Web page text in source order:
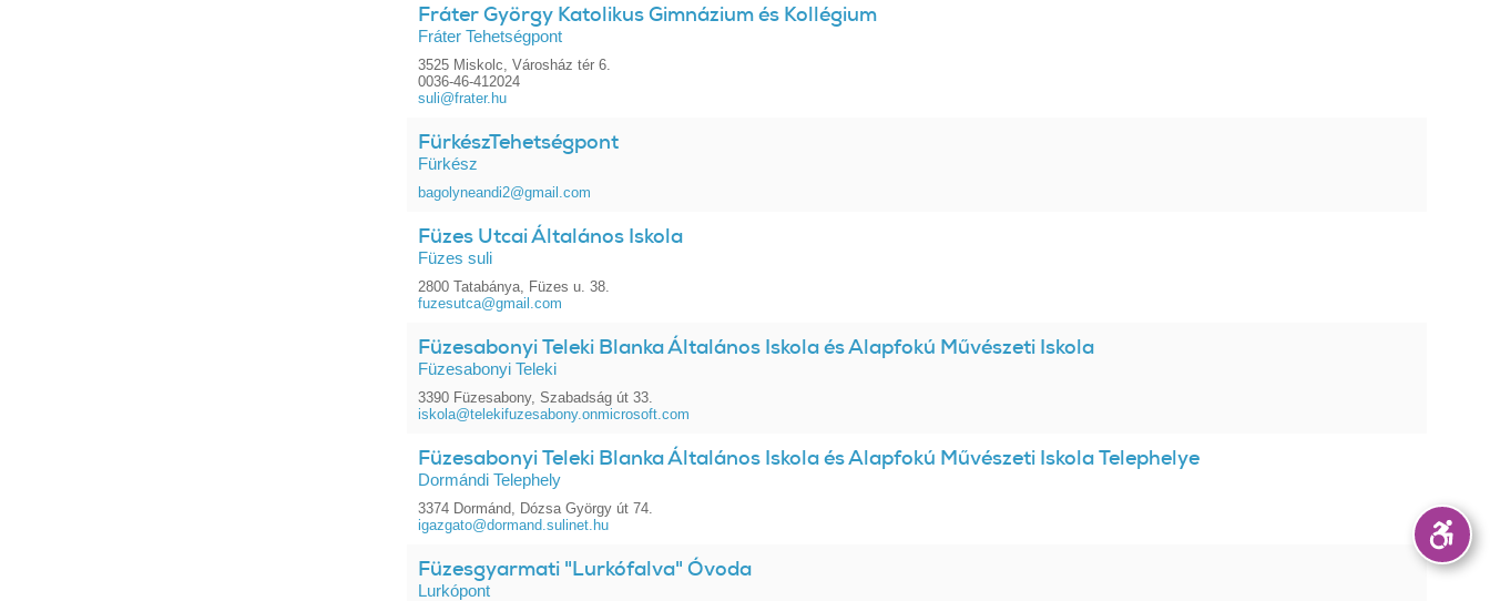
Fráter György Katolikus Gimnázium és Kollégium
Fráter Tehetségpont
3525 Miskolc, Városház tér 6.
0036-46-412024
suli@frater.hu
FürkészTehetségpont
Fürkész
bagolyneandi2@gmail.com
Füzes Utcai Általános Iskola
Füzes suli
2800 Tatabánya, Füzes u. 38.
fuzesutca@gmail.com
Füzesabonyi Teleki Blanka Általános Iskola és Alapfokú Művészeti Iskola
Füzesabonyi Teleki
3390 Füzesabony, Szabadság út 33.
iskola@telekifuzesabony.onmicrosoft.com
Füzesabonyi Teleki Blanka Általános Iskola és Alapfokú Művészeti Iskola Telephelye
Dormándi Telephely
3374 Dormánd, Dózsa György út 74.
igazgato@dormand.sulinet.hu
Füzesgyarmati "Lurkófalva" Óvoda
Lurkópont